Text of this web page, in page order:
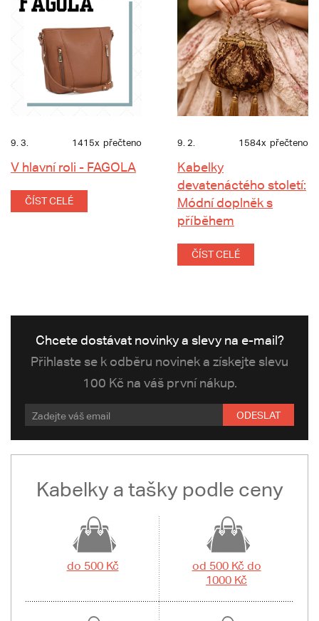
9. 3. 1415x přečteno
V hlavní roli - FAGOLA
ČÍST CELÉ
9. 2. 1584x přečteno
Kabelky
devatenáctého století:
Módní doplněk s
příběhem
ČÍST CELÉ
Chcete dostávat novinky a slevy na e-mail?
Přihlaste se k odběru novinek a získejte slevu
100 Kč na váš první nákup.
ODESLAT
Kabelky a tašky podle ceny
do 500 Kč
od 500 Kč do
1000 Kč